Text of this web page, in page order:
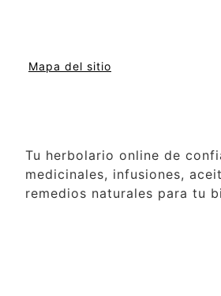
Mapa del sitio
Tu herbolario online de
medicinales, infusiones,
remedios naturales para tu